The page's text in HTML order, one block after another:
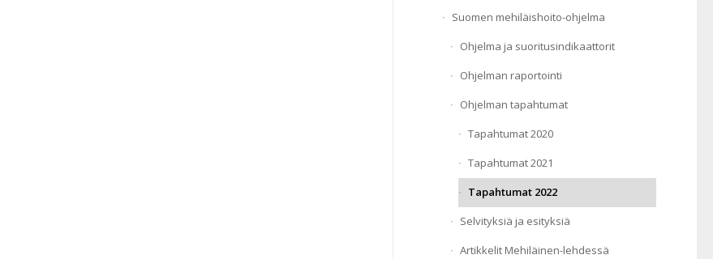
Suomen mehiläishoito-ohjelma
Ohjelma ja suoritusindikaattorit
Ohjelman raportointi
Ohjelman tapahtumat
Tapahtumat 2020
Tapahtumat 2021
Tapahtumat 2022
Selvityksiä ja esityksiä
Artikkelit Mehiläinen-lehdessä